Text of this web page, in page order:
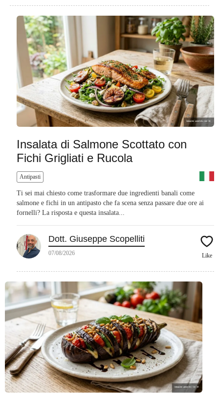
Insalata di Salmone Scottato con
Fichi Grigliati e Rucola
Antipasti
Ti sei mai chiesto come trasformare due ingredienti banali come
salmone e fichi in un antipasto che fa scena senza passare due ore ai
fornelli? La risposta e questa insalata...
Dott. Giuseppe Scopelliti
07/08/2026 Like